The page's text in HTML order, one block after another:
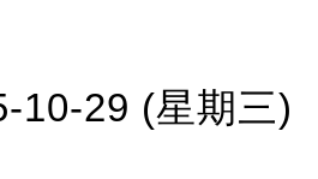
10-29 (星期三)